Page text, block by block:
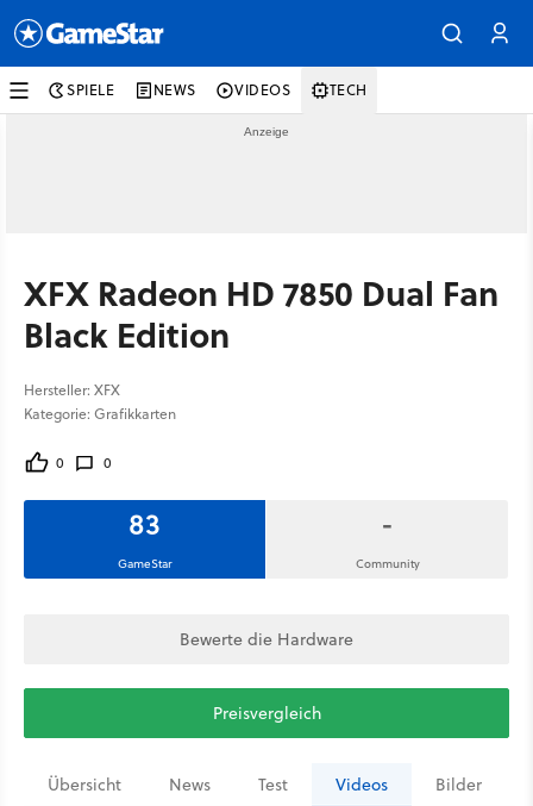
SPIELE NEWS VIDEOS TECH
XFX Radeon HD 7850 Dual Fan
Black Edition
Hersteller: XFX
Kategorie: Grafikkarten
0 0
83
GameStar
-
Community
Bewerte die Hardware
Preisvergleich
Übersicht News Test Videos Bilder